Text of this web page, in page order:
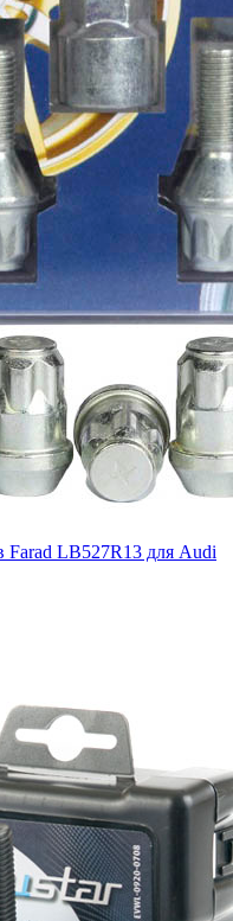
Farad LB527R13 для Audi